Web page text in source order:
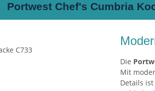
Portwest Chef's Cumbria
Die
Mit
Details